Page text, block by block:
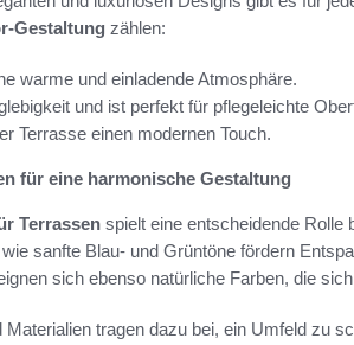
Gestaltung zählen:
warme und einladende Atmosphäre.
und ist perfekt für pflegeleichte
Terrasse einen modernen Touch.
für eine harmonische Gestaltung
Terrassen spielt eine entscheidende Rolle
sanfte Blau- und Grüntöne fördern
sich ebenso natürliche Farben, die
Materialien tragen dazu bei, ein Umfeld zu